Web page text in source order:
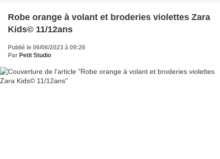
Robe orange à volant et broderies violettes Zara
Kids© 11/12ans
Publié le 06/06/2023 à 09:26
Par Petit Studio